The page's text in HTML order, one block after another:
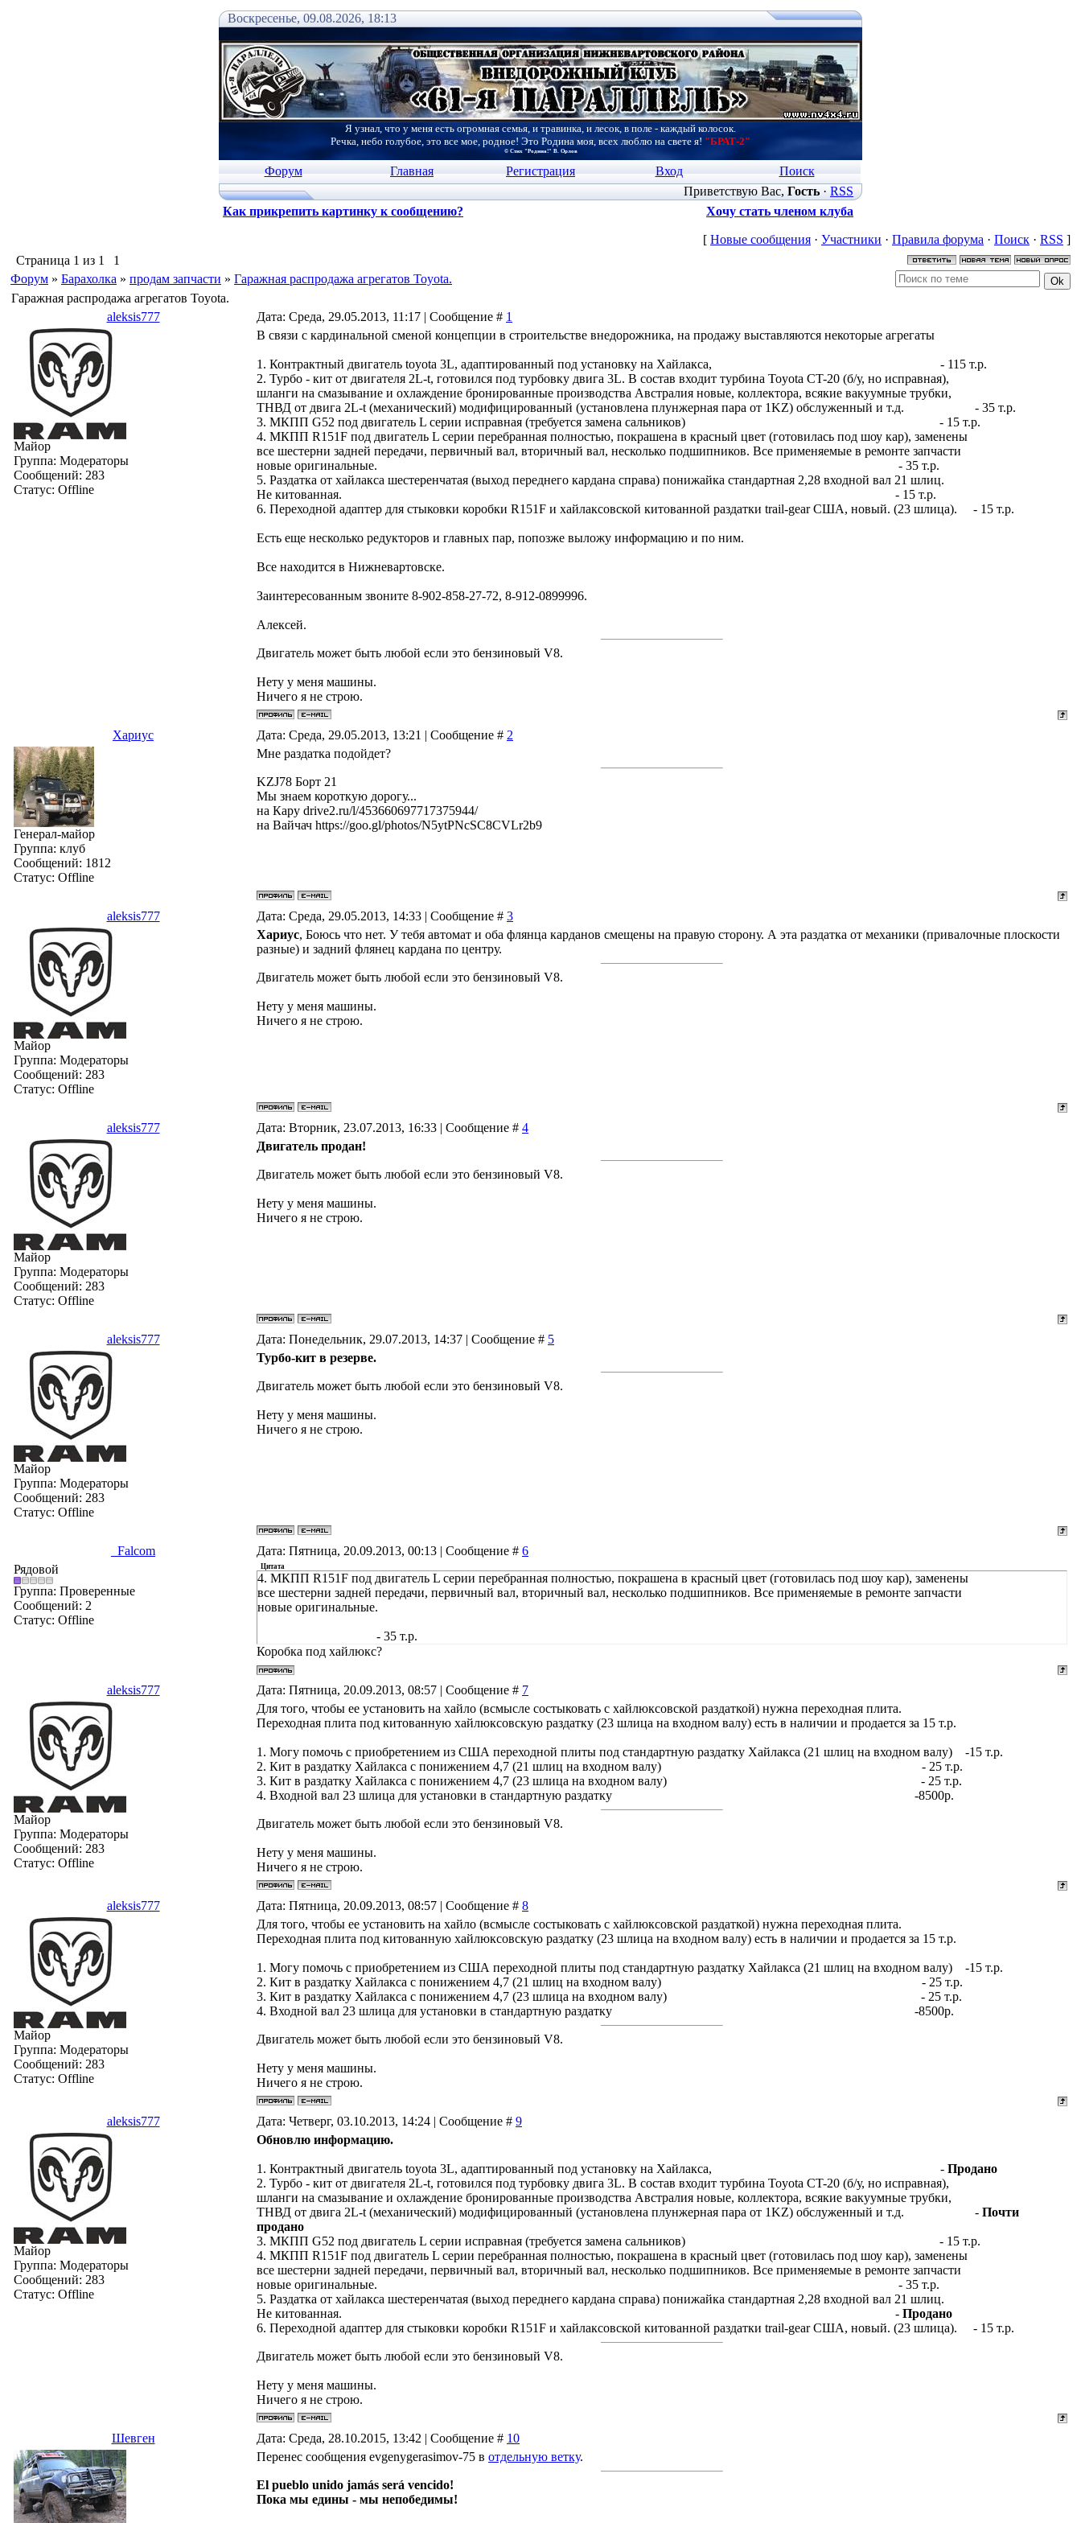
Воскресенье, 09.08.2026, 18:13
Я узнал, что у меня есть огромная семья, и травинка, и лесок, в поле - каждый колосок.
Речка, небо голубое, это все мое, родное! Это Родина моя, всех люблю на свете я! "БРАТ-2"
© Стих "Родина!" В. Орлов
Форум Главная Регистрация Вход
Поиск
Приветствую Вас, Гость· RSS
Как прикрепить картинку к сообщению?
Хочу стать членом клуба
[ Новые сообщения · Участники · Правила форума · Поиск · RSS ]
Страница 1 из 1
1
Форум » Барахолка » продам запчасти » Гаражная распродажа агрегатов Toyota.
Гаражная распродажа агрегатов Toyota.
aleksis777
Дата: Среда, 29.05.2013, 11:17 | Сообщение # 1
Майор
Группа: Модераторы
Сообщений: 283
Статус: Offline
В связи с кардинальной сменой концепции в строительстве внедорожника, на продажу выставляются некоторые агрегаты
1. Контрактный двигатель toyota 3L, адаптированный под установку на Хайлакса, - 115 т.р.
2. Турбо - кит от двигателя 2L-t, готовился под турбовку двига 3L. В состав входит турбина Toyota CT-20 (б/у, но исправная),
шланги на смазывание и охлаждение бронированные производства Австралия новые, коллектора, всякие вакуумные трубки,
ТНВД от двига 2L-t (механический) модифицированный (установлена плунжерная пара от 1KZ) обслуженный и т.д. - 35 т.р.
3. МКПП G52 под двигатель L серии исправная (требуется замена сальников) - 15 т.р.
4. МКПП R151F под двигатель L серии перебранная полностью, покрашена в красный цвет (готовилась под шоу кар), заменены
все шестерни задней передачи, первичный вал, вторичный вал, несколько подшипников. Все применяемые в ремонте запчасти
новые оригинальные. - 35 т.р.
5. Раздатка от хайлакса шестеренчатая (выход переднего кардана справа) понижайка стандартная 2,28 входной вал 21 шлиц.
Не китованная. - 15 т.р.
6. Переходной адаптер для стыковки коробки R151F и хайлаксовской китованной раздатки trail-gear США, новый. (23 шлица). - 15 т.р.
Есть еще несколько редукторов и главных пар, попозже выложу информацию и по ним.
Все находится в Нижневартовске.
Заинтересованным звоните 8-902-858-27-72, 8-912-0899996.
Алексей.
Двигатель может быть любой если это бензиновый V8.
Нету у меня машины.
Ничего я не строю.
Хариус Дата: Среда, 29.05.2013, 13:21 | Сообщение # 2
Генерал-майор
Группа: клуб
Сообщений: 1812
Статус: Offline
Мне раздатка подойдет?
KZJ78 Борт 21
Мы знаем короткую дорогу...
на Кару drive2.ru/l/453660697717375944/
на Вайчач https://goo.gl/photos/N5ytPNcSC8CVLr2b9
aleksis777 Дата: Среда, 29.05.2013, 14:33 | Сообщение # 3
Майор
Группа: Модераторы
Сообщений: 283
Статус: Offline
Хариус, Боюсь что нет. У тебя автомат и оба флянца карданов смещены на правую сторону. А эта раздатка от механики (привалочные плоскости
разные) и задний флянец кардана по центру.
Двигатель может быть любой если это бензиновый V8.
Нету у меня машины.
Ничего я не строю.
aleksis777 Дата: Вторник, 23.07.2013, 16:33 | Сообщение # 4
Майор
Группа: Модераторы
Сообщений: 283
Статус: Offline
Двигатель продан!
Двигатель может быть любой если это бензиновый V8.
Нету у меня машины.
Ничего я не строю.
aleksis777 Дата: Понедельник, 29.07.2013, 14:37 | Сообщение # 5
Майор
Группа: Модераторы
Сообщений: 283
Статус: Offline
Турбо-кит в резерве.
Двигатель может быть любой если это бензиновый V8.
Нету у меня машины.
Ничего я не строю.
_Falcom Дата: Пятница, 20.09.2013, 00:13 | Сообщение # 6
Рядовой
Группа: Проверенные
Сообщений: 2
Статус: Offline
Цитата
4. МКПП R151F под двигатель L серии перебранная полностью, покрашена в красный цвет (готовилась под шоу кар), заменены
все шестерни задней передачи, первичный вал, вторичный вал, несколько подшипников. Все применяемые в ремонте запчасти
новые оригинальные.
- 35 т.р.
Коробка под хайлюкс?
aleksis777 Дата: Пятница, 20.09.2013, 08:57 | Сообщение # 7
Майор
Группа: Модераторы
Сообщений: 283
Статус: Offline
Для того, чтобы ее установить на хайло (всмысле состыковать с хайлюксовской раздаткой) нужна переходная плита.
Переходная плита под китованную хайлюксовскую раздатку (23 шлица на входном валу) есть в наличии и продается за 15 т.р.
1. Могу помочь с приобретением из США переходной плиты под стандартную раздатку Хайлакса (21 шлиц на входном валу) -15 т.р.
2. Кит в раздатку Хайлакса с понижением 4,7 (21 шлиц на входном валу) - 25 т.р.
3. Кит в раздатку Хайлакса с понижением 4,7 (23 шлица на входном валу) - 25 т.р.
4. Входной вал 23 шлица для установки в стандартную раздатку -8500р.
Двигатель может быть любой если это бензиновый V8.
Нету у меня машины.
Ничего я не строю.
aleksis777 Дата: Пятница, 20.09.2013, 08:57 | Сообщение # 8
Майор
Группа: Модераторы
Сообщений: 283
Статус: Offline
Для того, чтобы ее установить на хайло (всмысле состыковать с хайлюксовской раздаткой) нужна переходная плита.
Переходная плита под китованную хайлюксовскую раздатку (23 шлица на входном валу) есть в наличии и продается за 15 т.р.
1. Могу помочь с приобретением из США переходной плиты под стандартную раздатку Хайлакса (21 шлиц на входном валу) -15 т.р.
2. Кит в раздатку Хайлакса с понижением 4,7 (21 шлиц на входном валу) - 25 т.р.
3. Кит в раздатку Хайлакса с понижением 4,7 (23 шлица на входном валу) - 25 т.р.
4. Входной вал 23 шлица для установки в стандартную раздатку -8500р.
Двигатель может быть любой если это бензиновый V8.
Нету у меня машины.
Ничего я не строю.
aleksis777 Дата: Четверг, 03.10.2013, 14:24 | Сообщение # 9
Майор
Группа: Модераторы
Сообщений: 283
Статус: Offline
Обновлю информацию.
1. Контрактный двигатель toyota 3L, адаптированный под установку на Хайлакса, - Продано
2. Турбо - кит от двигателя 2L-t, готовился под турбовку двига 3L. В состав входит турбина Toyota CT-20 (б/у, но исправная),
шланги на смазывание и охлаждение бронированные производства Австралия новые, коллектора, всякие вакуумные трубки,
ТНВД от двига 2L-t (механический) модифицированный (установлена плунжерная пара от 1KZ) обслуженный и т.д. - Почти
продано
3. МКПП G52 под двигатель L серии исправная (требуется замена сальников) - 15 т.р.
4. МКПП R151F под двигатель L серии перебранная полностью, покрашена в красный цвет (готовилась под шоу кар), заменены
все шестерни задней передачи, первичный вал, вторичный вал, несколько подшипников. Все применяемые в ремонте запчасти
новые оригинальные. - 35 т.р.
5. Раздатка от хайлакса шестеренчатая (выход переднего кардана справа) понижайка стандартная 2,28 входной вал 21 шлиц.
Не китованная. - Продано
6. Переходной адаптер для стыковки коробки R151F и хайлаксовской китованной раздатки trail-gear США, новый. (23 шлица). - 15 т.р.
Двигатель может быть любой если это бензиновый V8.
Нету у меня машины.
Ничего я не строю.
Шевген Дата: Среда, 28.10.2015, 13:42 | Сообщение # 10
Перенес сообщения evgenygerasimov-75 в отдельную ветку.
El pueblo unido jamás será vencido!
Пока мы едины - мы непобедимы!